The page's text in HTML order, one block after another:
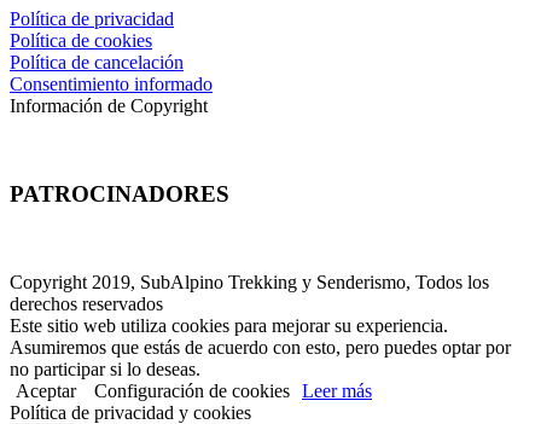
Política de privacidad
Política de cookies
Política de cancelación
Consentimiento informado
Información de Copyright
PATROCINADORES
Copyright 2019, SubAlpino Trekking y Senderismo, Todos los
derechos reservados
Este sitio web utiliza cookies para mejorar su experiencia.
Asumiremos que estás de acuerdo con esto, pero puedes optar por
no participar si lo deseas.
Aceptar
Configuración de cookies Leer más
Política de privacidad y cookies